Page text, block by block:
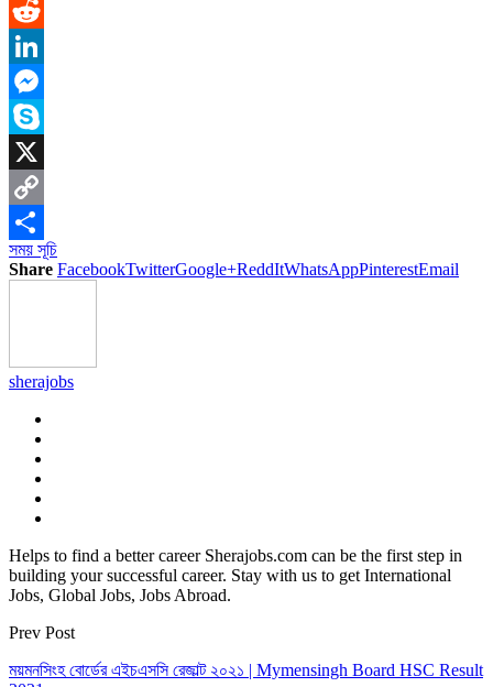
WhatsApp
Reddit
LinkedIn
Messenger
Skype
X
Copy
Link
Share
সময় সূচি
Share FacebookTwitterGoogle+ReddItWhatsAppPinterestEmail
sherajobs
Helps to find a better career Sherajobs.com can be the first step in
building your successful career. Stay with us to get International
Jobs, Global Jobs, Jobs Abroad.
Prev Post
ময়মনসিংহ বোর্ডের এইচএসসি রেজাল্ট ২০২১ | Mymensingh Board HSC Result